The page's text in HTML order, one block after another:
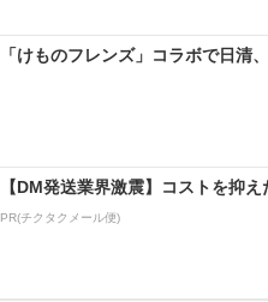
「けものフレンズ」コラボで日
【DM発送業界激震】コストを抑
PR(チクタクメール便)